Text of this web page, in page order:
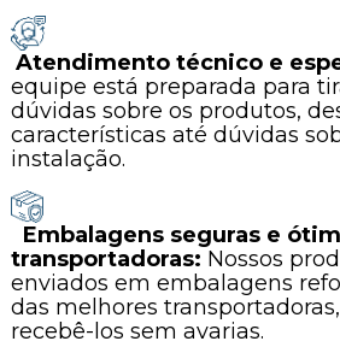
Atendimento técnico e
equipe está preparada para
dúvidas sobre os produtos,
características até dúvidas
instalação.
Embalagens seguras e
transportadoras: Nossos
enviados em embalagens
das melhores
recebê-los sem avarias.